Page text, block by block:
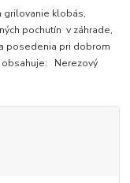
grilovanie klobás,
pochutín v záhrade,
posedenia pri dobrom
obsahuje: Nerezový